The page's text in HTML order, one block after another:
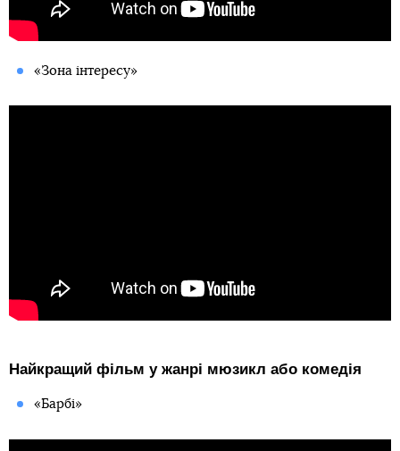
«Зона інтересу»
Найкращий фільм у жанрі мюзикл або комедія
«Барбі»